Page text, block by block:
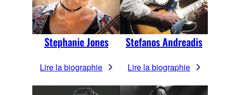
Stephanie Jones
Lire la biographie
Stefanos Andreadis
Lire la biographie